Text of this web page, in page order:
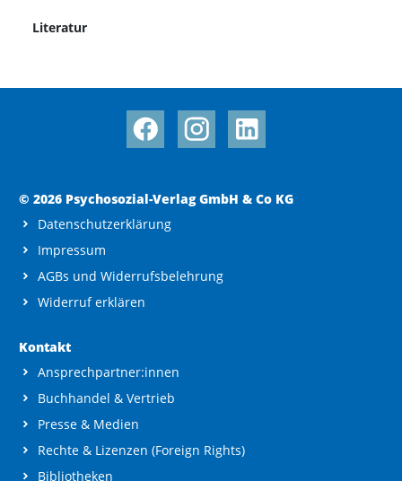
Literatur
© 2026 Psychosozial-Verlag GmbH & Co KG
Datenschutzerklärung
Impressum
AGBs und Widerrufsbelehrung
Widerruf erklären
Kontakt
Ansprechpartner:innen
Buchhandel & Vertrieb
Presse & Medien
Rechte & Lizenzen (Foreign Rights)
Bibliotheken